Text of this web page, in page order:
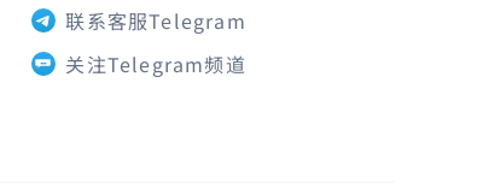
联系客服Telegram
关注Telegram频道